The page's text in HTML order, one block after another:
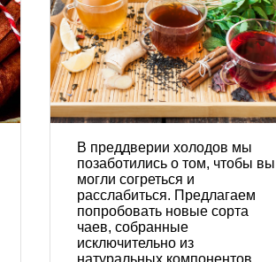
В преддверии холодов мы
позаботились о том, чтобы вы
могли согреться и
расслабиться. Предлагаем
попробовать новые сорта
чаев, собранные
исключительно из
натуральных компонентов.